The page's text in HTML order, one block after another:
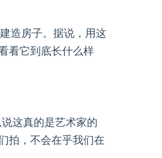
造房子。据说，用这
看它到底长什么样
这真的是艺术家的
拍，不会在乎我们在